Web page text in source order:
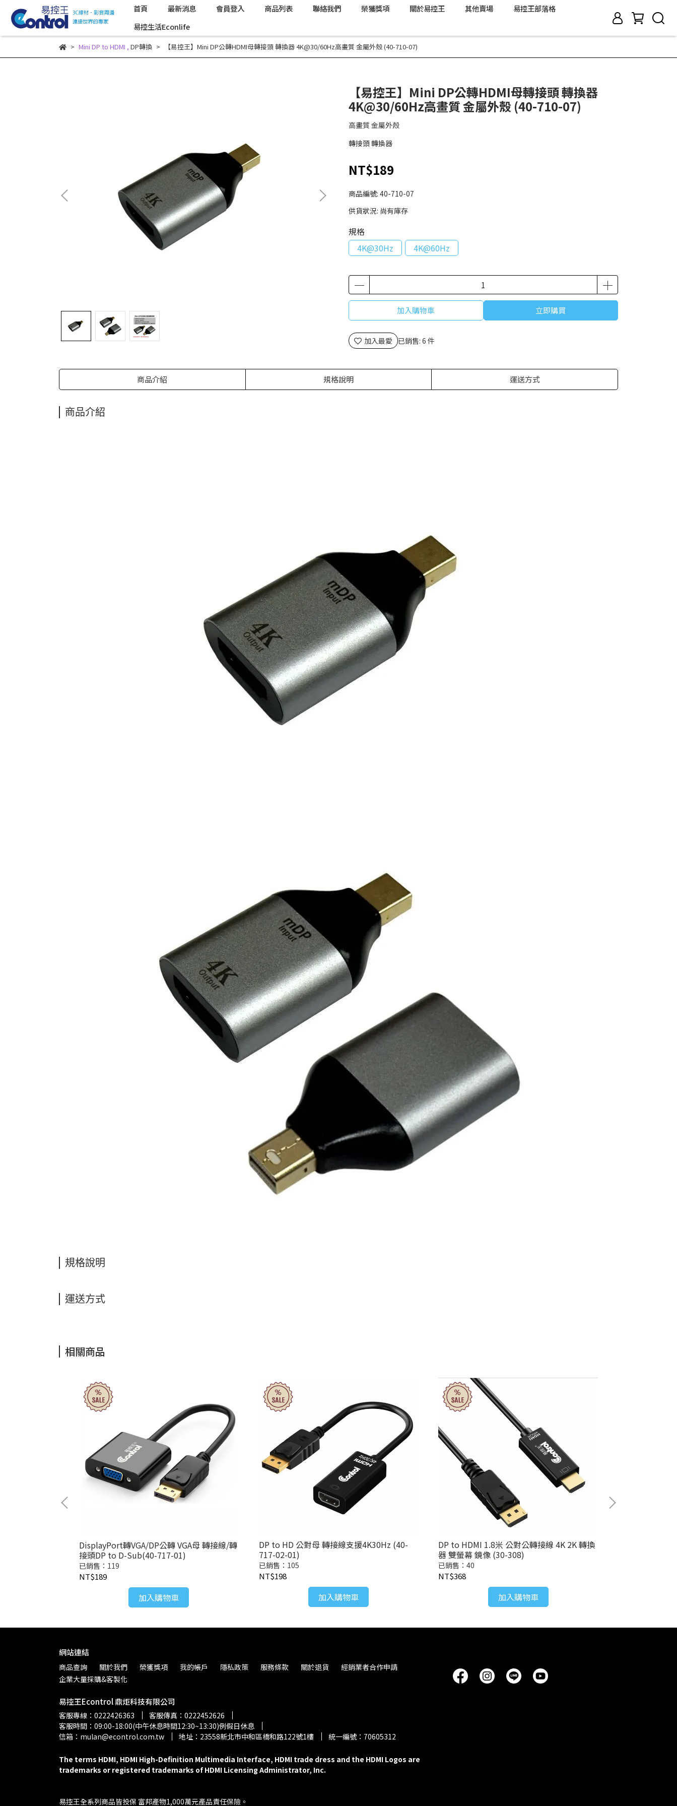
首頁 最新消息 會員登入 商品列表 聯絡我們 榮獲獎項 關於易控王 其他賣場
易控王部落格
易控生活Econlife
Mini DP to HDMI , DP轉換 【易控王】Mini DP公轉HDMI母轉接頭 轉換器 4K@30/60Hz高畫質 金屬外殼 (40-710-07)
【易控王】Mini DP公轉HDMI母轉接頭 轉換器
4K@30/60Hz高畫質 金屬外殼 (40-710-07)
高畫質 金屬外殼
轉接頭 轉換器
NT$189
商品編號: 40-710-07
供貨狀況: 尚有庫存
規格
4K@30Hz
4K@60Hz
加入購物車 立即購買
加入最愛 已銷售: 6 件
商品介紹 規格說明 運送方式
商品介紹
規格說明
運送方式
相關商品
DisplayPort轉VGA/DP公轉 VGA母 轉接線/轉
接頭DP to D-Sub(40-717-01)
已銷售：119
NT$189
加入購物車
DP to HD 公對母 轉接線支援4K30Hz (40-
717-02-01)
已銷售：105
NT$198
加入購物車
DP to HDMI 1.8米 公對公轉接線 4K 2K 轉換
器 雙螢幕 鏡像 (30-308)
已銷售：40
NT$368
加入購物車
網站連結
商品查詢 關於我們 榮獲獎項 我的帳戶 隱私政策 服務條款 關於退貨
經銷業者合作申請
企業大量採購&客製化
易控王Econtrol 鼎炬科技有限公司
客服專線：0222426363
客服傳真：0222452626
客服時間：09:00-18:00(中午休息時間12:30~13:30)例假日休息
信箱：mulan@econtrol.com.tw
地址：23558新北市中和區橋和路122號1樓 統一編號：70605312
The terms HDMI, HDMI High-Definition Multimedia Interface, HDMI trade dress and the HDMI Logos are
trademarks or registered trademarks of HDMI Licensing Administrator, Inc.
易控王全系列商品皆投保 富邦產物1,000萬元產品責任保險。